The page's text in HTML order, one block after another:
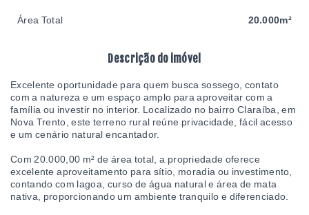
Descrição do imóvel
Excelente oportunidade para quem busca sossego, contato
com a natureza e um espaço amplo para aproveitar com a
família ou investir no interior. Localizado no bairro Claraíba, em
Nova Trento, este terreno rural reúne privacidade, fácil acesso
e um cenário natural encantador.
Com 20.000,00 m² de área total, a propriedade oferece
excelente aproveitamento para sítio, moradia ou investimento,
contando com lagoa, curso de água natural e área de mata
nativa, proporcionando um ambiente tranquilo e diferenciado.
Área Total 20.000m²